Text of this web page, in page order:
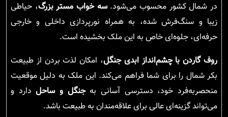
در شمال کشور محسوب می‌شود.سه خواب مستر بزرگ، حیاطی
زیبا و سنگ‌فرش شده، به همراه نورپردازی داخلی و خارجی
حرفه‌ای، جلوه‌ای خاص به این ملک بخشیده است.
روف گاردن با چشم‌انداز ابدی جنگل، امکان لذت بردن از طبیعت
بکر شمال را برای شما فراهم می‌کند. این ملک به دلیل موقعیت
منحصربه‌فرد خود، دسترسی آسانی بهجنگل و ساحلدارد و
می‌تواند گزینه‌ای عالی برای علاقه‌مندان به طبیعت باشد.